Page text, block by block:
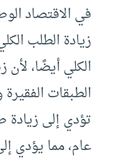
في الاقتصاد
زيادة الطلب
الكلي أيضًا، لأن
الطبقات
تؤدي إلى
عام، مما يؤدي